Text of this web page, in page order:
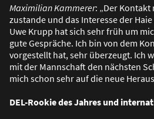
Maximilian Kammerer: „Der
zustande und das Interesse der
Uwe Krupp hat sich sehr früh um
gute Gespräche. Ich bin von dem
vorgestellt hat, sehr überzeugt. Ich
mit der Mannschaft den nächsten
mich schon sehr auf die neue
DEL-Rookie des Jahres und